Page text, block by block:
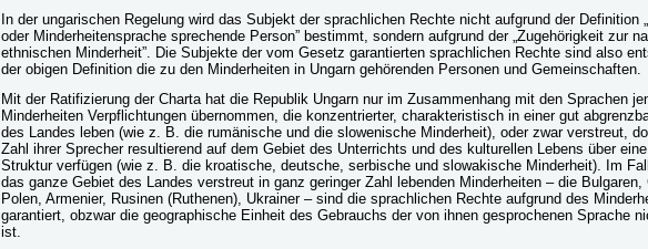
In der ungarischen Regelung wird das Subjekt der sprachlichen Rechte nicht aufgrund der Definition
oder Minderheitensprache sprechende Person” bestimmt, sondern aufgrund der „Zugehörigkeit zur
ethnischen Minderheit”. Die Subjekte der vom Gesetz garantierten sprachlichen Rechte sind also
der obigen Definition die zu den Minderheiten in Ungarn gehörenden Personen und Gemeinschaften.
Mit der Ratifizierung der Charta hat die Republik Ungarn nur im Zusammenhang mit den Sprachen
Minderheiten Verpflichtungen übernommen, die konzentrierter, charakteristisch in einer gut
des Landes leben (wie z. B. die rumänische und die slowenische Minderheit), oder zwar verstreut,
Zahl ihrer Sprecher resultierend auf dem Gebiet des Unterrichts und des kulturellen Lebens über
Struktur verfügen (wie z. B. die kroatische, deutsche, serbische und slowakische Minderheit). Im
das ganze Gebiet des Landes verstreut in ganz geringer Zahl lebenden Minderheiten – die Bulgaren,
Polen, Armenier, Rusinen (Ruthenen), Ukrainer – sind die sprachlichen Rechte aufgrund des
garantiert, obzwar die geographische Einheit des Gebrauchs der von ihnen gesprochenen Sprache
ist.